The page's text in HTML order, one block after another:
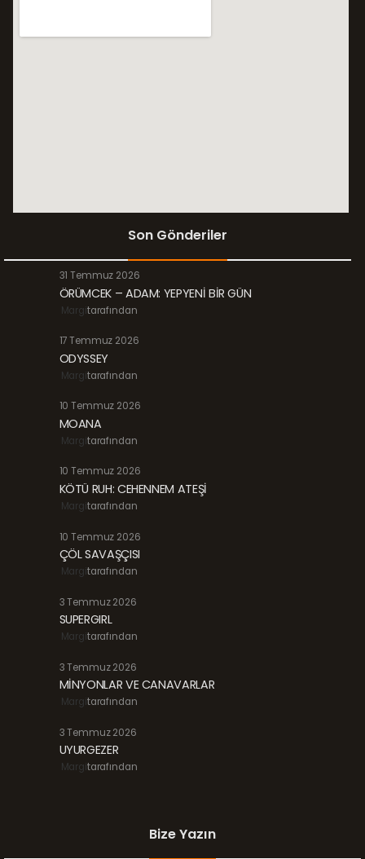
Son Gönderiler
31 Temmuz 2026
ÖRÜMCEK – ADAM: YEPYENİ BİR GÜN
Margitarafından
17 Temmuz 2026
ODYSSEY
Margitarafından
10 Temmuz 2026
MOANA
Margitarafından
10 Temmuz 2026
KÖTÜ RUH: CEHENNEM ATEŞİ
Margitarafından
10 Temmuz 2026
ÇÖL SAVAŞÇISI
Margitarafından
3 Temmuz 2026
SUPERGIRL
Margitarafından
3 Temmuz 2026
MİNYONLAR VE CANAVARLAR
Margitarafından
3 Temmuz 2026
UYURGEZER
Margitarafından
Bize Yazın